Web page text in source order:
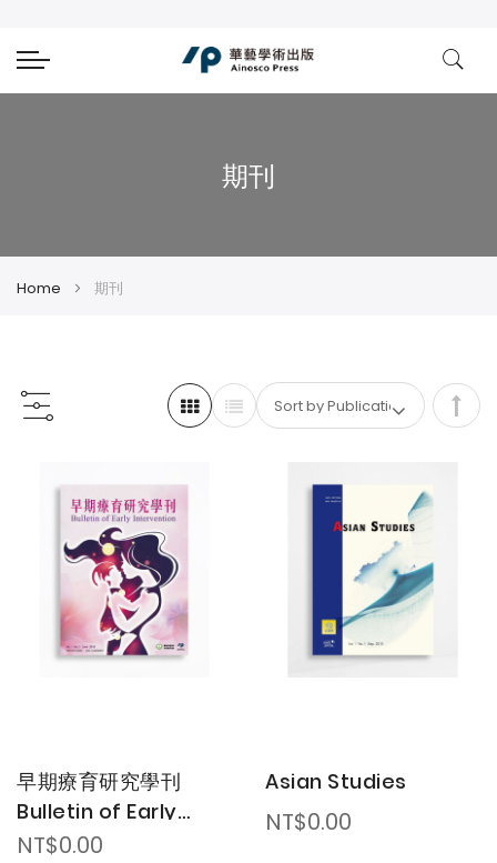
期刊
Home 期刊
Set
早期療育研究學刊
Bulletin of Early
Intervention
NT$0.00
Asian Studies
NT$0.00